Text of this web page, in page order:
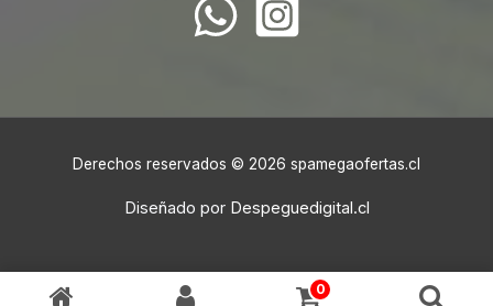
Derechos reservados © 2026 spamegaofertas.cl
Diseñado por Despeguedigital.cl
0